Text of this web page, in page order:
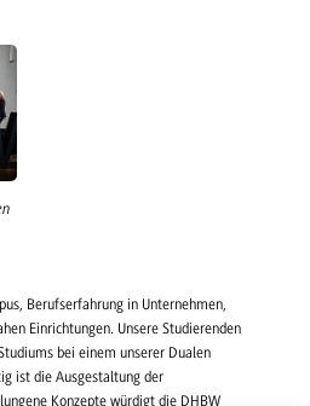
Berufserfahrung in Unternehmen,
Einrichtungen. Unsere Studierenden
bei einem unserer Dualen
ist die Ausgestaltung der
Konzepte würdigt die DHBW